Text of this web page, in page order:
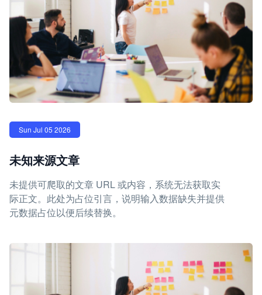
Sun Jul 05 2026
未知来源文章
未提供可爬取的文章 URL 或内容，系统无法获取实
际正文。此处为占位引言，说明输入数据缺失并提供
元数据占位以便后续替换。